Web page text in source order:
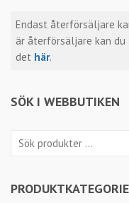
Endast återförsäljare
är återförsäljare kan du
det här.
SÖK I WEBBUTIKEN
Sök